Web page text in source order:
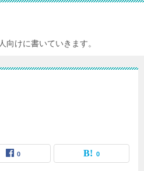
向けに書いていきます。
0 0